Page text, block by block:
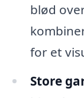
blød
for et
Store